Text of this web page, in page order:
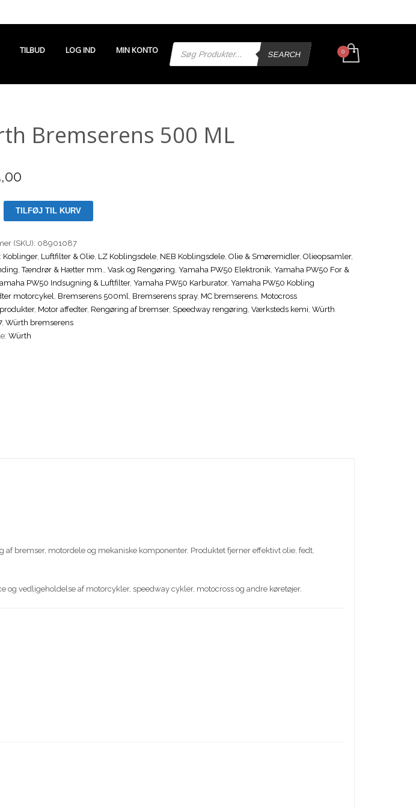
TILBUD LOG IND MIN KONTO
Products
search
SEARCH
Bremserens 500 ML
TILFØJ TIL KURV
(SKU): 08901087
Koblinger, Luftfilter & Olie, LZ Koblingsdele, NEB Koblingsdele, Olie & Smøremidler, Olieopsamler,
,Tændrør & Hætter mm., Vask og Rengøring, Yamaha PW50 Elektronik, Yamaha PW50 For &
PW50 Indsugning & Luftfilter, Yamaha PW50 Karburator, Yamaha PW50 Kobling
motorcykel, Bremserens 500ml, Bremserens spray, MC bremserens, Motocross
, Motor affedter, Rengøring af bremser, Speedway rengøring, Værksteds kemi, Würth
, Würth bremserens
Würth
bremser, motordele og mekaniske komponenter. Produktet fjerner effektivt olie, fedt,
vedligeholdelse af motorcykler, speedway cykler, motocross og andre køretøjer.